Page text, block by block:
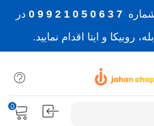
7 3 6 0 5 0 1 2 9 9 0
در
روبیکا و ایتا اقدام نمایید.
0